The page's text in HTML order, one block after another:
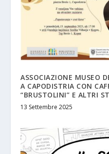
ASSOCIAZIONE MUSEO
A CAPODISTRIA CON
“BRUSTOLINI” E ALTRI
13 Settembre 2025